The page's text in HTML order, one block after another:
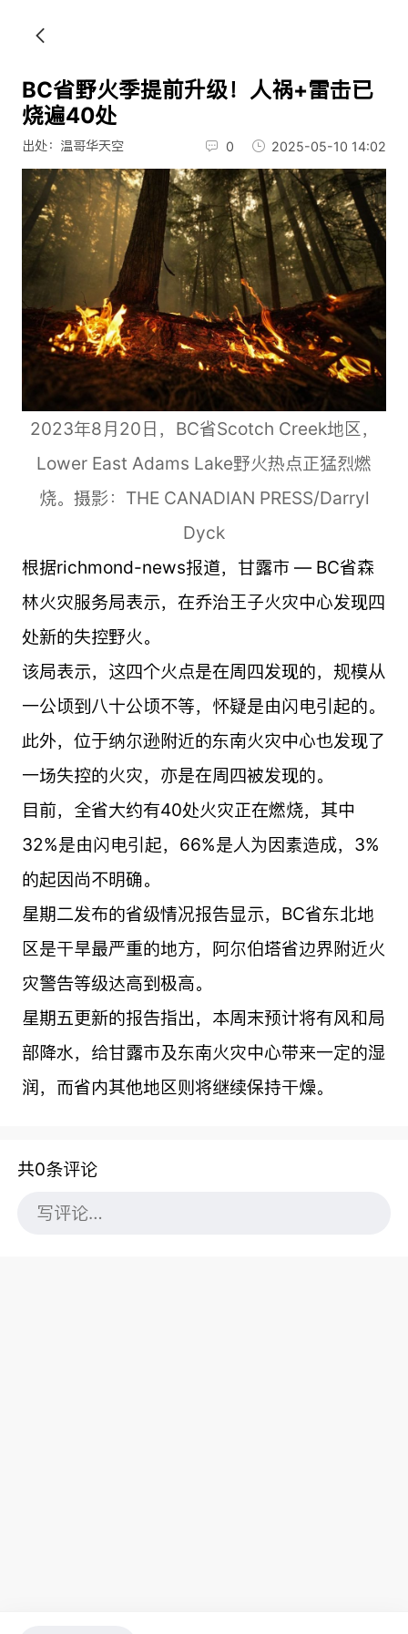
BC省野火季提前升级！人祸+雷击已
烧遍40处
出处：温哥华天空 0 2025-05-10 14:02
2023年8月20日，BC省Scotch Creek地区，
Lower East Adams Lake野火热点正猛烈燃
烧。摄影：THE CANADIAN PRESS/Darryl
Dyck
根据richmond-news报道，甘露市 — BC省森
林火灾服务局表示，在乔治王子火灾中心发现四
处新的失控野火。
该局表示，这四个火点是在周四发现的，规模从
一公顷到八十公顷不等，怀疑是由闪电引起的。
此外，位于纳尔逊附近的东南火灾中心也发现了
一场失控的火灾，亦是在周四被发现的。
目前，全省大约有40处火灾正在燃烧，其中
32%是由闪电引起，66%是人为因素造成，3%
的起因尚不明确。
星期二发布的省级情况报告显示，BC省东北地
区是干旱最严重的地方，阿尔伯塔省边界附近火
灾警告等级达高到极高。
星期五更新的报告指出，本周末预计将有风和局
部降水，给甘露市及东南火灾中心带来一定的湿
润，而省内其他地区则将继续保持干燥。
共0条评论